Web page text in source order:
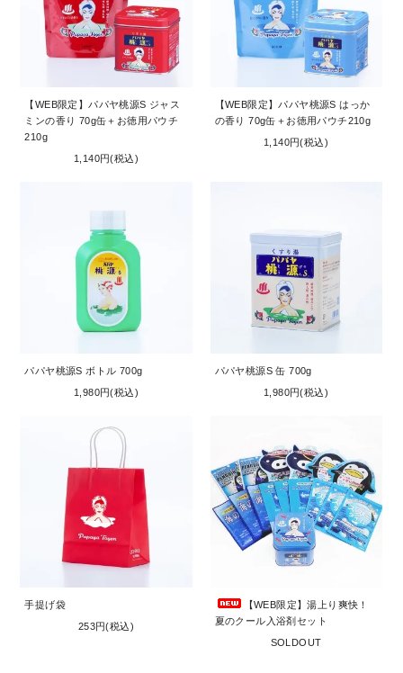
【WEB限定】パパヤ桃源S ジャス
ミンの香り 70g缶＋お徳用パウチ
210g
1,140円(税込)
【WEB限定】パパヤ桃源S はっか
の香り 70g缶＋お徳用パウチ210g
1,140円(税込)
パパヤ桃源S ボトル 700g
1,980円(税込)
パパヤ桃源S 缶 700g
1,980円(税込)
手提げ袋
253円(税込)
【WEB限定】湯上り爽快！
夏のクール入浴剤セット
SOLDOUT